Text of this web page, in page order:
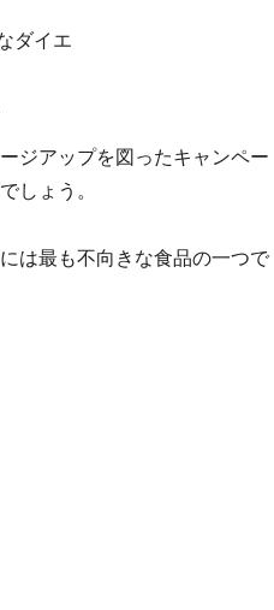
ジアップを図ったキャンペー
しょう。
は最も不向きな食品の一つで